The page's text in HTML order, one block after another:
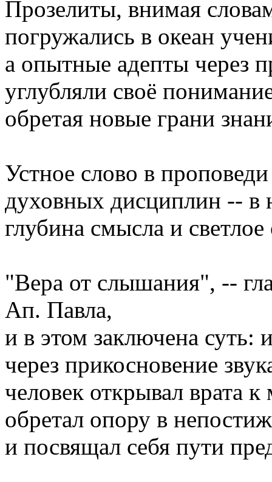
Прозелиты, внимая
погружались в океан
а опытные адепты через
углубляли своё
обретая новые грани
Устное слово в
духовных дисциплин -- в
глубина смысла и
"Вера от слышания", --
Ап. Павла,
и в этом заключена суть:
через прикосновение
человек открывал врата
обретал опору в
и посвящал себя пути